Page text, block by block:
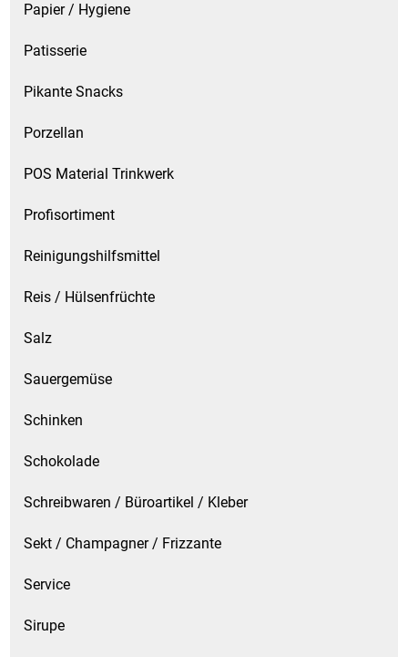
Papier / Hygiene
Patisserie
Pikante Snacks
Porzellan
POS Material Trinkwerk
Profisortiment
Reinigungshilfsmittel
Reis / Hülsenfrüchte
Salz
Sauergemüse
Schinken
Schokolade
Schreibwaren / Büroartikel / Kleber
Sekt / Champagner / Frizzante
Service
Sirupe